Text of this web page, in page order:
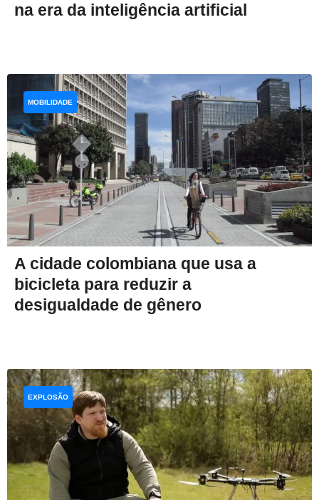
na era da inteligência artificial
A cidade colombiana que usa a
bicicleta para reduzir a
desigualdade de gênero
MOBILIDADE
EXPLOSÃO